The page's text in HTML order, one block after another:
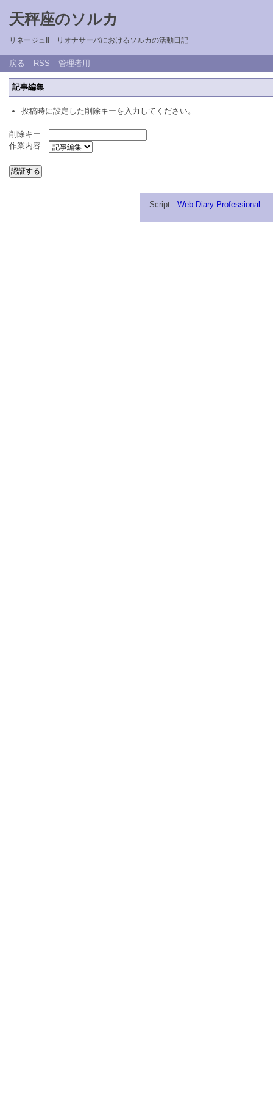
天秤座のソルカ
リネージュII リオナサーバにおけるソルカの活動日記
戻る RSS 管理者用
記事編集
投稿時に設定した削除キーを入力してください。
削除キー
作業内容
Script : Web Diary Professional